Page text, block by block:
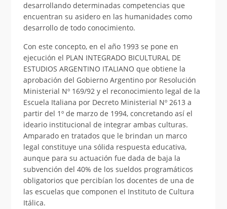
desarrollando determinadas competencias que
encuentran su asidero en las humanidades como
desarrollo de todo conocimiento.
Con este concepto, en el año 1993 se pone en
ejecución el PLAN INTEGRADO BICULTURAL DE
ESTUDIOS ARGENTINO ITALIANO que obtiene la
aprobación del Gobierno Argentino por Resolución
Ministerial Nº 169/92 y el reconocimiento legal de la
Escuela Italiana por Decreto Ministerial Nº 2613 a
partir del 1º de marzo de 1994, concretando así el
ideario institucional de integrar ambas culturas.
Amparado en tratados que le brindan un marco
legal constituye una sólida respuesta educativa,
aunque para su actuación fue dada de baja la
subvención del 40% de los sueldos programáticos
obligatorios que percibían los docentes de una de
las escuelas que componen el Instituto de Cultura
Itálica.